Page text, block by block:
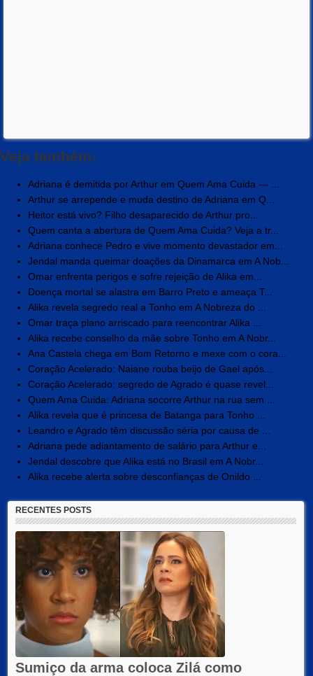
Veja também:
Adriana é demitida por Arthur em Quem Ama Cuida — ...
Arthur se arrepende e muda destino de Adriana em Q...
Heitor está vivo? Filho desaparecido de Arthur pro...
Quem canta a abertura de Quem Ama Cuida? Veja a tr...
Adriana conhece Pedro e vive momento devastador em...
Jendal manda queimar doações da Dinamarca em A Nob...
Omar enfrenta perigos e sofre rejeição de Alika em...
Doença mortal se alastra em Barro Preto e ameaça T...
Alika revela segredo real a Tonho em A Nobreza do ...
Omar traça plano arriscado para reencontrar Alika ...
Alika recebe conselho da mãe sobre Tonho em A Nobr...
Ana Castela chega em Bom Retorno e mexe com o cora...
Coração Acelerado: Naiane rouba beijo de Gael após...
Coração Acelerado: segredo de Agrado é quase revel...
Quem Ama Cuida: Adriana socorre Arthur na rua sem ...
Alika revela que é princesa de Batanga para Tonho ...
Leandro e Agrado têm discussão séria por causa de ...
Adriana pede adiantamento de salário para Arthur e...
Jendal descobre que Alika está no Brasil em A Nobr...
Alika recebe alerta sobre desconfianças de Onildo ...
RECENTES POSTS
Sumiço da arma coloca Zilá como